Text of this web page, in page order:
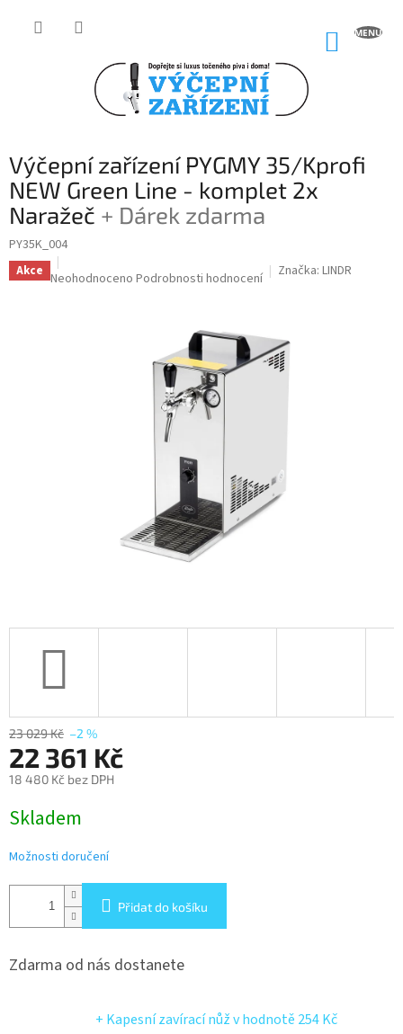
Výčepní zařízení PYGMY 35/Kprofi
NEW Green Line - komplet 2x
Naražeč + Dárek zdarma
PY35K_004
Akce Průměrné
Neohodnoceno Podrobnosti hodnocení Značka: LINDR
23 029 Kč –2 %
22 361 Kč
18 480 Kč bez DPH
cena:
Skladem
Možnosti doručení
Přidat do košíku
Zdarma od nás dostanete
+ Kapesní zavírací nůžv hodnotě 254 Kč